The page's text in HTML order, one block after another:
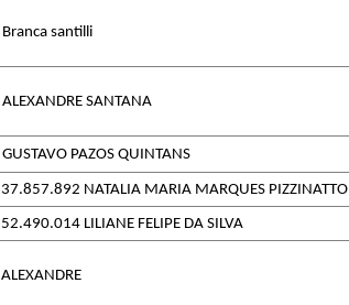
Branca santilli
ALEXANDRE SANTANA
GUSTAVO PAZOS QUINTANS
37.857.892 NATALIA MARIA MARQUES PIZZINATTO
52.490.014 LILIANE FELIPE DA SILVA
ALEXANDRE